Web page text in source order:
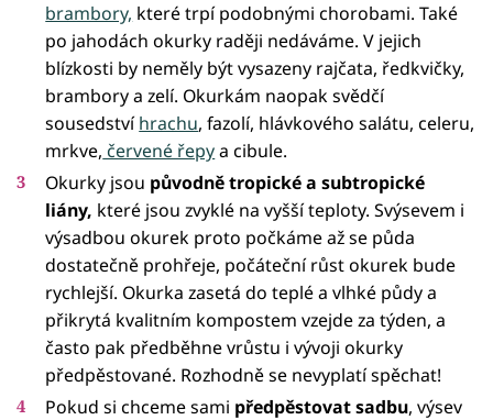
brambory, které trpí podobnými chorobami. Také
po jahodách okurky raději nedáváme. V jejich
blízkosti by neměly být vysazeny rajčata, ředkvičky,
brambory a zelí. Okurkám naopak svědčí
sousedstvíhrachu, fazolí, hlávkového salátu, celeru,
mrkve, červené řepya cibule.
Okurky jsou původně tropické a subtropické
liány, které jsou zvyklé na vyšší teploty. Svýsevem i
výsadbou okurek proto počkáme až se půda
dostatečně prohřeje, počáteční růst okurek bude
rychlejší. Okurka zasetá do teplé a vlhké půdy a
přikrytá kvalitním kompostem vzejde za týden, a
často pak předběhne vrůstu i vývoji okurky
předpěstované. Rozhodně se nevyplatí spěchat!
Pokud si chceme sami předpěstovat sadbu, výsev